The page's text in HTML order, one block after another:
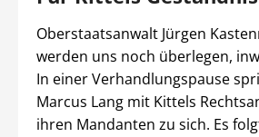
Oberstaatsanwalt Jürgen
werden uns noch überlegen,
In einer Verhandlungspause
Marcus Lang mit Kittels
ihren Mandanten zu sich. Es